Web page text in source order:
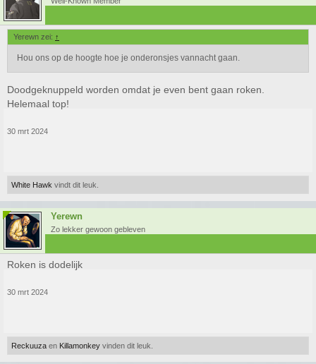
Yerewn zei: ↑
Hou ons op de hoogte hoe je onderonsjes vannacht gaan.
Doodgeknuppeld worden omdat je even bent gaan roken.
Helemaal top!
30 mrt 2024
White Hawk vindt dit leuk.
Yerewn
Zo lekker gewoon gebleven
Roken is dodelijk
30 mrt 2024
Reckuuza en Killamonkey vinden dit leuk.